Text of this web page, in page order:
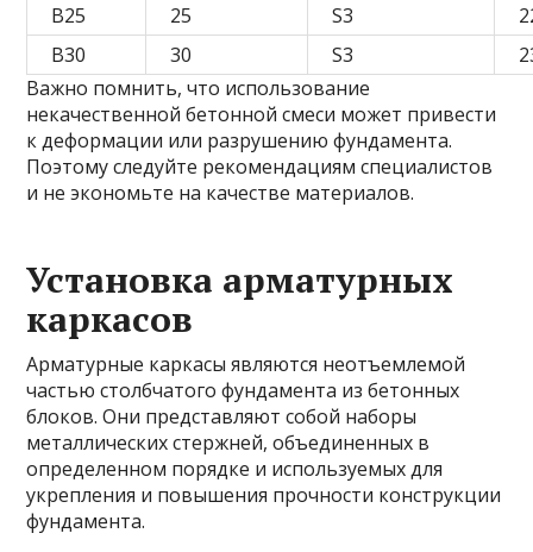
B25
25 S3
B30
30 S3
Важно помнить, что использование
некачественной бетонной смеси может привести
к деформации или разрушению фундамента.
Поэтому следуйте рекомендациям специалистов
и не экономьте на качестве материалов.
Установка арматурных
каркасов
Арматурные каркасы являются неотъемлемой
частью столбчатого фундамента из бетонных
блоков. Они представляют собой наборы
металлических стержней, объединенных в
определенном порядке и используемых для
укрепления и повышения прочности конструкции
фундамента.